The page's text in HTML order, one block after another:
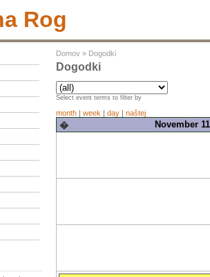
Rog
Domov » Dogodki
Dogodki
Select event terms to filter by
month | week | day | naštej
� November